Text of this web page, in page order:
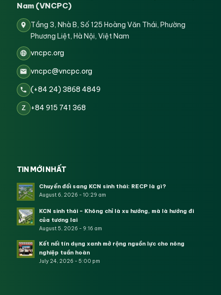
Nam (VNCPC)
Tầng 3, Nhà B, Số 125 Hoàng Văn Thái, Phường
Phương Liệt, Hà Nội, Việt Nam
vncpc.org
vncpc@vncpc.org
(+84 24) 3868 4849
Z +84 915 741 368
TIN MỚI NHẤT
Chuyển đổi sang KCN sinh thái: RECP là gì?
August 6, 2026 - 10:29 am
KCN sinh thái – Không chỉ là xu hướng, mà là hướng đi
của tương lai
August 5, 2026 - 9:16 am
Kết nối tín dụng xanh mở rộng nguồn lực cho nông
nghiệp tuần hoàn
July 24, 2026 - 5:00 pm